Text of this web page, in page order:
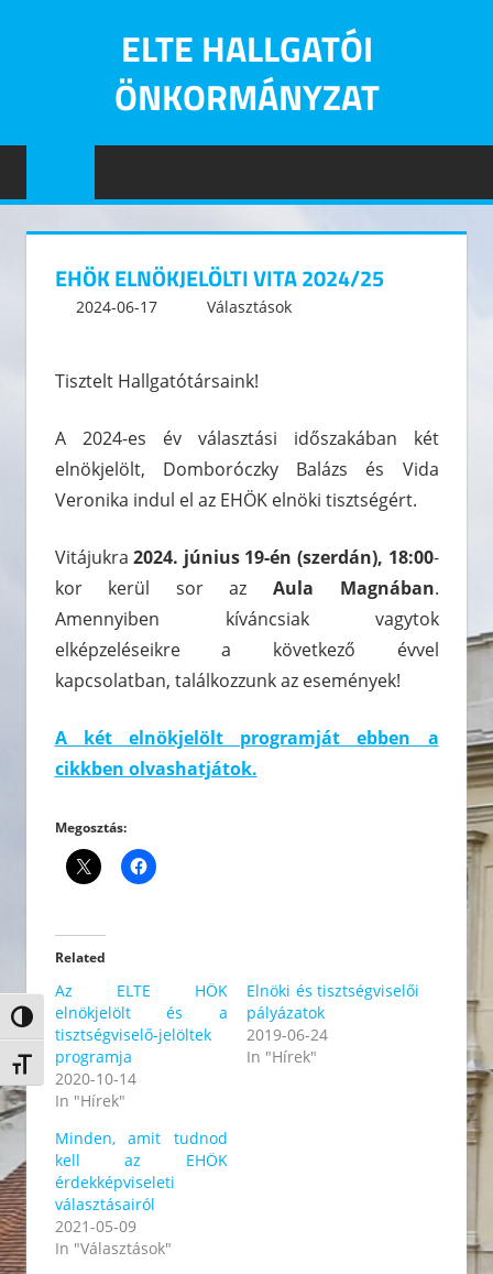
Nagy kontraszt váltása
Betűméret váltása
ELTE HALLGATÓI
ÖNKORMÁNYZAT
Tudományegyetem
Hallgatói
hivatalos
EHÖK ELNÖKJELÖLTI VITA 2024/25
2024-06-17 informatikus
Választások
Tisztelt Hallgatótársaink!
A 2024-es év választási időszakában két
elnökjelölt, Domboróczky Balázs és Vida
Veronika indul el az EHÖK elnöki tisztségért.
Vitájukra2024. június 19-én (szerdán), 18:00-
kor kerül sor az Aula Magnában.
Amennyiben kíváncsiak vagytok
elképzeléseikre a következő évvel
kapcsolatban, találkozzunk az események!
A két elnökjelölt programját ebben a
cikkben olvashatjátok.
Megosztás:
Related
Az ELTE HÖK
elnökjelölt és a
tisztségviselő-jelöltek
programja
2020-10-14
In "Hírek"
Elnöki és tisztségviselői
pályázatok
2019-06-24
In "Hírek"
Minden, amit tudnod
kell az EHÖK
érdekképviseleti
választásairól
2021-05-09
In "Választások"